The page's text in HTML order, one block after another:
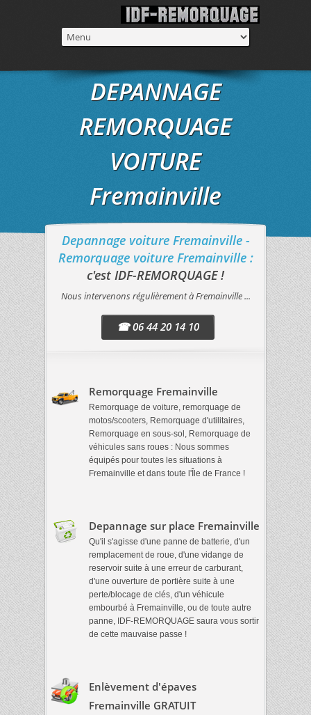
DEPANNAGE
REMORQUAGE
VOITURE
Fremainville
Depannage voiture Fremainville -
Remorquage voiture Fremainville :
c'est IDF-REMORQUAGE !
Nous intervenons régulièrement à Fremainville ...
☎ 06 44 20 14 10
Remorquage Fremainville
Remorquage de voiture, remorquage de
motos/scooters, Remorquage d'utilitaires,
Remorquage en sous-sol, Remorquage de
véhicules sans roues : Nous sommes
équipés pour toutes les situations à
Fremainville et dans toute l'Île de France !
Depannage sur place Fremainville
Qu'il s'agisse d'une panne de batterie, d'un
remplacement de roue, d'une vidange de
reservoir suite à une erreur de carburant,
d'une ouverture de portière suite à une
perte/blocage de clés, d'un véhicule
embourbé à Fremainville, ou de toute autre
panne, IDF-REMORQUAGE saura vous sortir
de cette mauvaise passe !
Enlèvement d'épaves
Fremainville GRATUIT